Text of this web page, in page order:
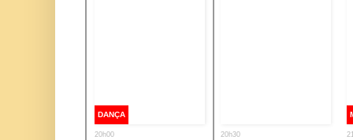
DANÇA
20h00 20h30